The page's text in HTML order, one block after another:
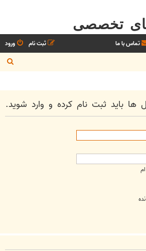
تخصصی
تماس با ما ورود
ثبت نام
س
و
ها باید ثبت نام کرده و وارد شوید.